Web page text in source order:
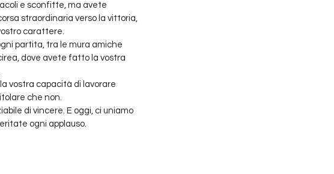
e sconfitte, ma avete
straordinaria verso la vittoria,
carattere.
partita, tra le mura amiche
dove avete fatto la vostra
vostra capacità di lavorare
che non.
di vincere. E oggi, ci uniamo
ogni applauso.